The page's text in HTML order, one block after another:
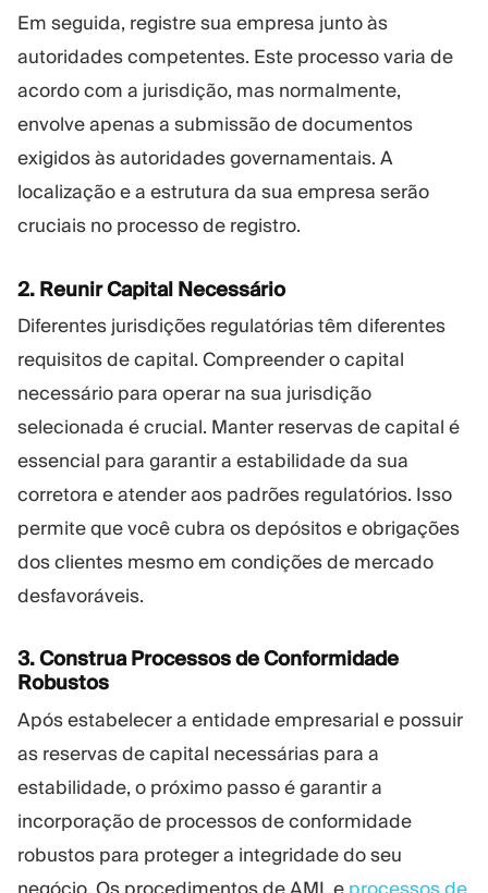
Em seguida, registre sua empresa junto às
autoridades competentes. Este processo varia de
acordo com a jurisdição, mas normalmente,
envolve apenas a submissão de documentos
exigidos às autoridades governamentais. A
localização e a estrutura da sua empresa serão
cruciais no processo de registro.
2. Reunir Capital Necessário
Diferentes jurisdições regulatórias têm diferentes
requisitos de capital. Compreender o capital
necessário para operar na sua jurisdição
selecionada é crucial. Manter reservas de capital é
essencial para garantir a estabilidade da sua
corretora e atender aos padrões regulatórios. Isso
permite que você cubra os depósitos e obrigações
dos clientes mesmo em condições de mercado
desfavoráveis.
3. Construa Processos de Conformidade
Robustos
Após estabelecer a entidade empresarial e possuir
as reservas de capital necessárias para a
estabilidade, o próximo passo é garantir a
incorporação de processos de conformidade
robustos para proteger a integridade do seu
negócio. Os procedimentos de AML e processos de